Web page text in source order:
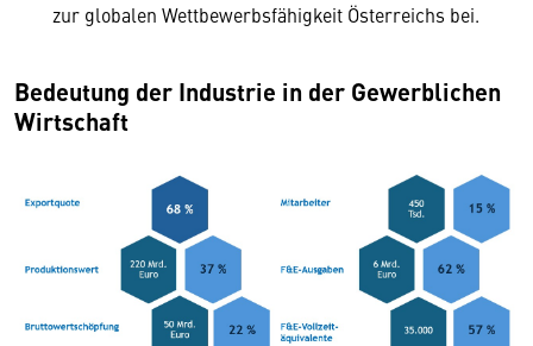
zur globalen Wettbewerbsfähigkeit Österreichs bei.
Bedeutung der Industrie in der Gewerblichen
Wirtschaft